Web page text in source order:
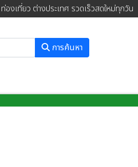
เที่ยว ต่างประเทศ รวดเร็วสดใหม่ทุกวัน
การค้นหา